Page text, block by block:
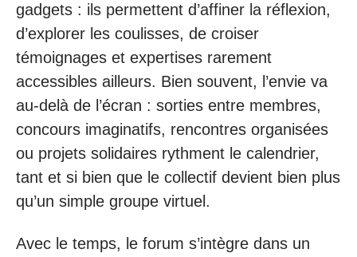
gadgets : ils permettent d’affiner la réflexion,
d’explorer les coulisses, de croiser
témoignages et expertises rarement
accessibles ailleurs. Bien souvent, l’envie va
au-delà de l’écran : sorties entre membres,
concours imaginatifs, rencontres organisées
ou projets solidaires rythment le calendrier,
tant et si bien que le collectif devient bien plus
qu’un simple groupe virtuel.
Avec le temps, le forum s’intègre dans un